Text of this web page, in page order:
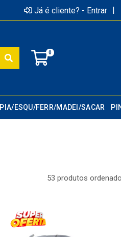
Já é cliente? - Entrar |
0
PIA/ESQU/FERR/MADEI/SACAR
53 produtos